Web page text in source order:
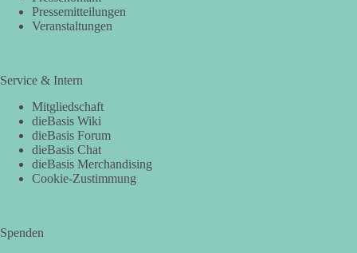
Pressemitteilungen
Veranstaltungen
Service & Intern
Mitgliedschaft
dieBasis Wiki
dieBasis Forum
dieBasis Chat
dieBasis Merchandising
Cookie-Zustimmung
Spenden